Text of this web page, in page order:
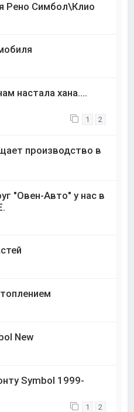
Рено Симбол\Клио
настала хана....
1 2
производство в
"Овен-Авто" у нас в
New
Symbol 1999-
1 2